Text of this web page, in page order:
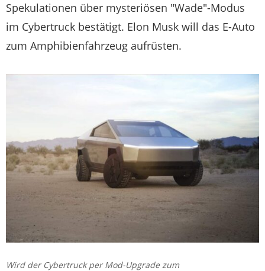
Spekulationen über mysteriösen "Wade"-Modus
im Cybertruck bestätigt. Elon Musk will das E-Auto
zum Amphibienfahrzeug aufrüsten.
Wird der Cybertruck per Mod-Upgrade zum